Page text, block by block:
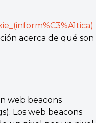
acerca de qué son
web beacons
Los web beacons